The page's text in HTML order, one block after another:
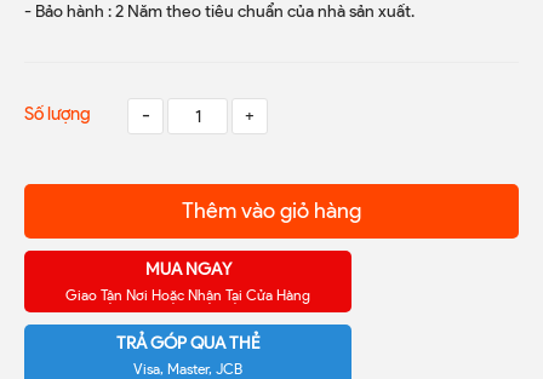
- Bảo hành : 2 Năm theo tiêu chuẩn của nhà sản xuất.
Số lượng - +
Thêm vào giỏ hàng
MUA NGAY
Giao Tận Nơi Hoặc Nhận Tại Cửa Hàng
TRẢ GÓP QUA THẺ
Visa, Master, JCB